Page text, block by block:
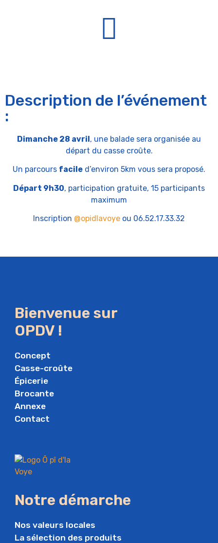
Description de l’événement
:
Dimanche 28 avril, une balade sera organisée au
départ du casse croûte.
Un parcours facile d’environ 5km vous sera proposé.
Départ 9h30, participation gratuite, 15 participants
maximum
Inscription @opidlavoye ou 06.52.17.33.32
Bienvenue sur
OPDV !
Concept
Casse-croûte
Épicerie
Brocante
Annexe
Contact
Notre démarche
Nos valeurs locales
La sélection des produits